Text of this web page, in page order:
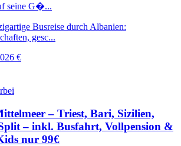
seine G�...
Busreise durch Albanien:
gesc...
€
– Triest, Bari, Sizilien,
– inkl. Busfahrt, Vollpension &
nur 99€